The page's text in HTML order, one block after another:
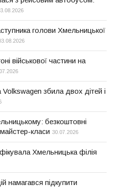
голови Хмельницької
військової частини на
збила двох дітей і
безкоштовні
класи 30.07.2026
Хмельницька філія
намагався підкупити